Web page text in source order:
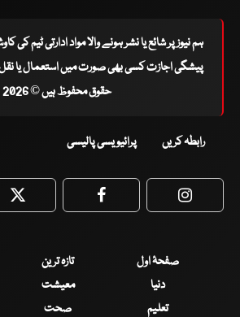
ہم نیوز پر شائع یا نشر ہونے والا مواد ادارتی ٹیم کی
پیشگی اجازت کسی بھی صورت میں استعمال یا نقل
حقوق محفوظ ہیں © 2026
رابطہ کریں پرائیویسی پالیسی
Twitter Facebook
صفحۂ اول تازہ ترین
دنیا
معیشت
تعلیم
صحت